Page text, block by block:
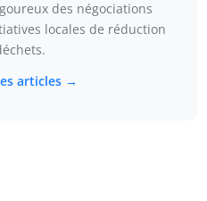
des négociations
locales de réduction
articles →